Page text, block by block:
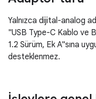
Yalnızca dijital-analog
"USB Type-C Kablo ve
1.2 Sürüm, Ek A"sına
desteklenmez.